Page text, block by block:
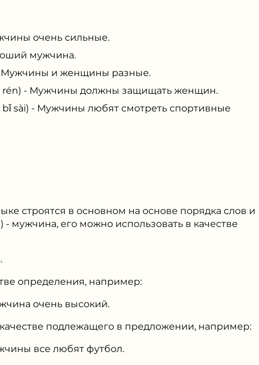
очень сильные.
мужчина.
- Мужчины и женщины разные.
rén) - Мужчины должны защищать женщин.
bǐ sài) - Мужчины любят смотреть спортивные
строятся в основном на основе порядка слов и
- мужчина, его можно использовать в качестве
определения, например:
очень высокий.
подлежащего в предложении, например:
все любят футбол.